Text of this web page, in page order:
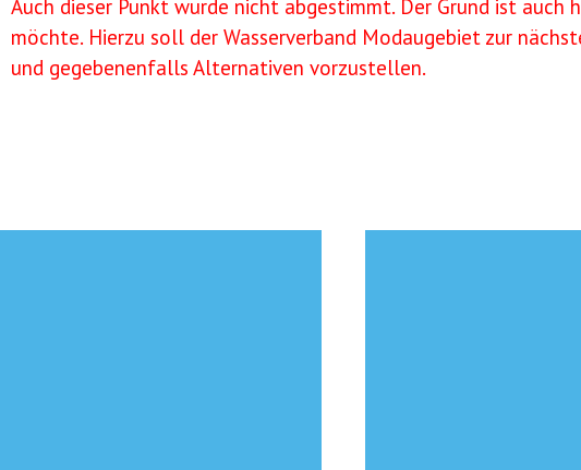
Auch dieser Punkt wurde nicht abgestimmt. Der Grund ist
möchte. Hierzu soll der Wasserverband Modaugebiet zur
und gegebenenfalls Alternativen vorzustellen.